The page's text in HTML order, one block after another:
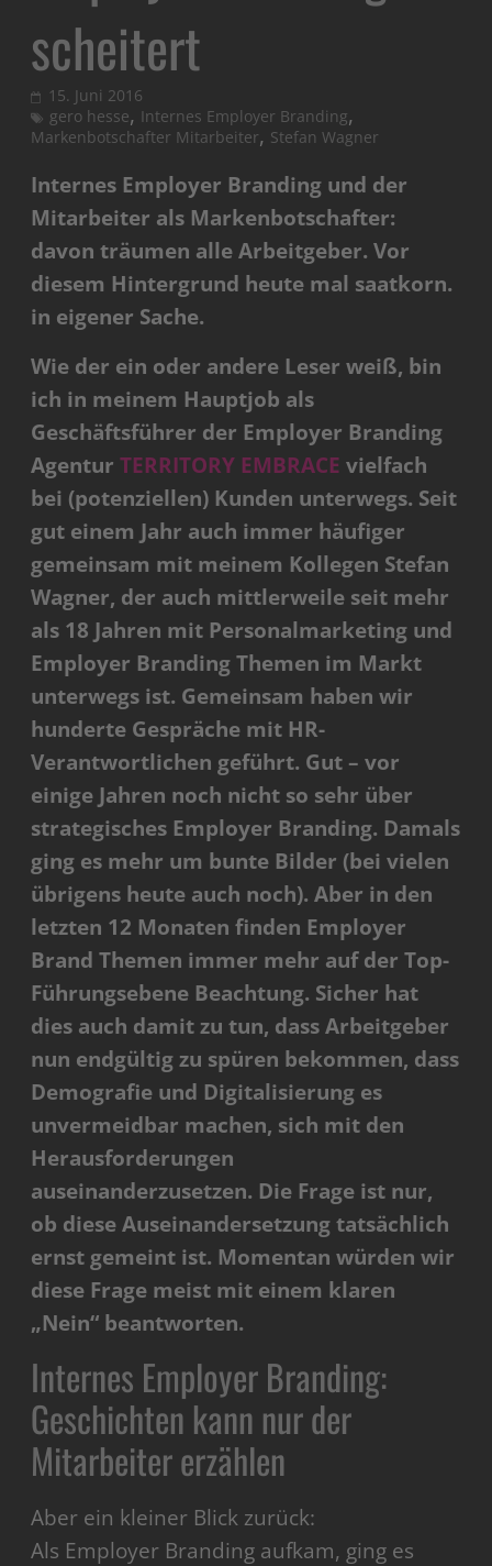
scheitert
15. Juni 2016
gero hesse, Internes Employer Branding,
Markenbotschafter Mitarbeiter, Stefan Wagner
Internes Employer Branding und der
Mitarbeiter als Markenbotschafter:
davon träumen alle Arbeitgeber. Vor
diesem Hintergrund heute mal saatkorn.
in eigener Sache.
Wie der ein oder andere Leser weiß, bin
ich in meinem Hauptjob als
Geschäftsführer der Employer Branding
AgenturTERRITORY EMBRACE vielfach
bei (potenziellen) Kunden unterwegs. Seit
gut einem Jahr auch immer häufiger
gemeinsam mit meinem Kollegen Stefan
Wagner, der auch mittlerweile seit mehr
als 18 Jahren mit Personalmarketing und
Employer Branding Themen im Markt
unterwegs ist. Gemeinsam haben wir
hunderte Gespräche mit HR-
Verantwortlichen geführt. Gut – vor
einige Jahren noch nicht so sehr über
strategisches Employer Branding. Damals
ging es mehr um bunte Bilder (bei vielen
übrigens heute auch noch). Aber in den
letzten 12 Monaten finden Employer
Brand Themen immer mehr auf der Top-
Führungsebene Beachtung. Sicher hat
dies auch damit zu tun, dass Arbeitgeber
nun endgültig zu spüren bekommen, dass
Demografie und Digitalisierung es
unvermeidbar machen, sich mit den
Herausforderungen
auseinanderzusetzen. Die Frage ist nur,
ob diese Auseinandersetzung tatsächlich
ernst gemeint ist. Momentan würden wir
diese Frage meist mit einem klaren
„Nein“ beantworten.
Internes Employer Branding:
Geschichten kann nur der
Mitarbeiter erzählen
Aber ein kleiner Blick zurück:
Als Employer Branding aufkam, ging es